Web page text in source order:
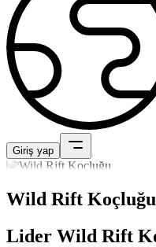
Giriş yap
Wild Rift Koçluğu
Lider Wild Rift